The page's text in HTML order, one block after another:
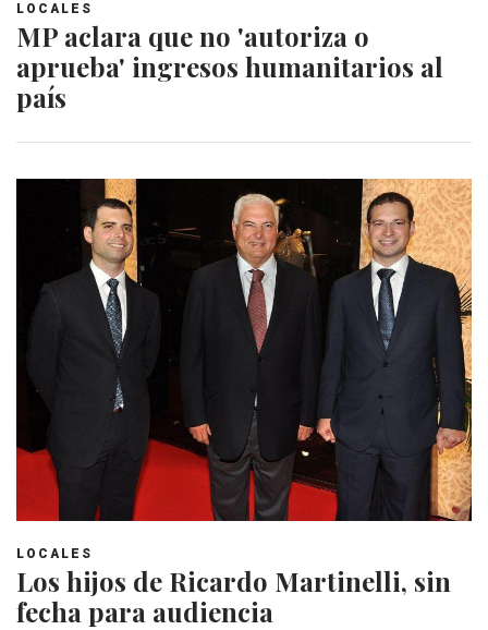
LOCALES
MP aclara que no 'autoriza o
aprueba' ingresos humanitarios al
país
LOCALES
Los hijos de Ricardo Martinelli, sin
fecha para audiencia